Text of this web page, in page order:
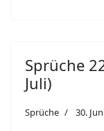
Sprüche
Juli)
Sprüche 30.